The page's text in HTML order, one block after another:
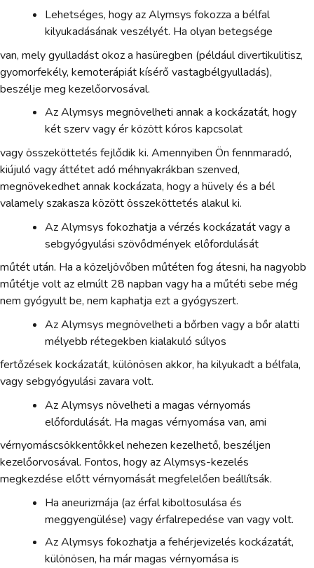
Lehetséges, hogy az Alymsys fokozza a bélfal
kilyukadásának veszélyét. Ha olyan betegsége
van, mely gyulladást okoz a hasüregben (például divertikulitisz,
gyomorfekély, kemoterápiát kísérő vastagbélgyulladás),
beszélje meg kezelőorvosával.
Az Alymsys megnövelheti annak a kockázatát, hogy
két szerv vagy ér között kóros kapcsolat
vagy összeköttetés fejlődik ki. Amennyiben Ön fennmaradó,
kiújuló vagy áttétet adó méhnyakrákban szenved,
megnövekedhet annak kockázata, hogy a hüvely és a bél
valamely szakasza között összeköttetés alakul ki.
Az Alymsys fokozhatja a vérzés kockázatát vagy a
sebgyógyulási szövődmények előfordulását
műtét után. Ha a közeljövőben műtéten fog átesni, ha nagyobb
műtétje volt az elmúlt 28 napban vagy ha a műtéti sebe még
nem gyógyult be, nem kaphatja ezt a gyógyszert.
Az Alymsys megnövelheti a bőrben vagy a bőr alatti
mélyebb rétegekben kialakuló súlyos
fertőzések kockázatát, különösen akkor, ha kilyukadt a bélfala,
vagy sebgyógyulási zavara volt.
Az Alymsys növelheti a magas vérnyomás
előfordulását. Ha magas vérnyomása van, ami
vérnyomáscsökkentőkkel nehezen kezelhető, beszéljen
kezelőorvosával. Fontos, hogy az Alymsys-kezelés
megkezdése előtt vérnyomását megfelelően beállítsák.
Ha aneurizmája (az érfal kiboltosulása és
meggyengülése) vagy érfalrepedése van vagy volt.
Az Alymsys fokozhatja a fehérjevizelés kockázatát,
különösen, ha már magas vérnyomása is